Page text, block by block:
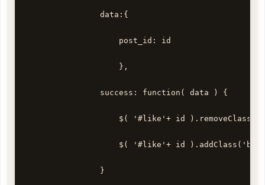
                data:{
                    post_id: id
                    },
                success: function( data ) {
$( '#like'+ id
$( '#like'+ id
                }